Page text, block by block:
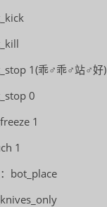
1(乖♂乖♂站♂好)
0
1
1
bot_place